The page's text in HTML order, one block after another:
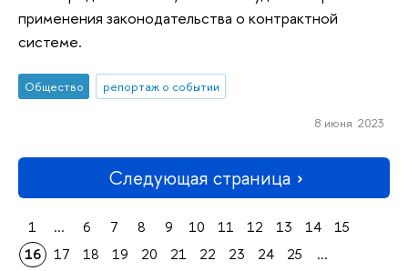
применения законодательства о контрактной
системе.
Общество репортаж о событии
8 июня 2023
Следующая страница
1 ... 6 7 8 9 10 11 12 13 14
15
16
17 18 19 20 21 22 23 24 25
...